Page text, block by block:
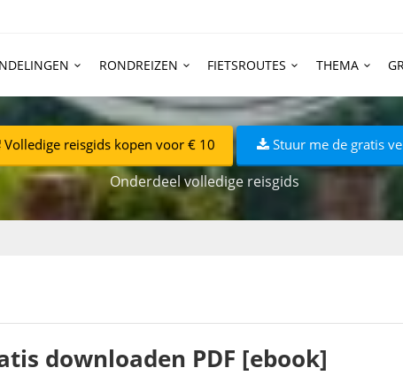
RONDREIZEN FIETSROUTES THEMA
Volledige reisgids kopen voor € 10 Stuur me de gratis
Onderdeel volledige reisgids
downloaden PDF [ebook]